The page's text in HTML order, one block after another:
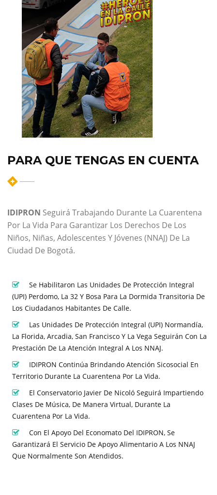
PARA QUE TENGAS EN CUENTA
IDIPRON Seguirá Trabajando Durante La Cuarentena
Por La Vida Para Garantizar Los Derechos De Los
Niños, Niñas, Adolescentes Y Jóvenes (NNAJ) De La
Ciudad De Bogotá.
Se Habilitaron Las Unidades De Protección Integral
(UPI) Perdomo, La 32 Y Bosa Para La Dormida Transitoria De
Los Ciudadanos Habitantes De Calle.
Las Unidades De Protección Integral (UPI) Normandía,
La Florida, Arcadia, San Francisco Y La Vega Seguirán Con La
Prestación De La Atención Integral A Los NNAJ.
IDIPRON Continúa Brindando Atención Sicosocial En
Territorio Durante La Cuarentena Por La Vida.
El Conservatorio Javier De Nicoló Seguirá Impartiendo
Clases De Música, De Manera Virtual, Durante La
Cuarentena Por La Vida.
Con El Apoyo Del Economato Del IDIPRON, Se
Garantizará El Servicio De Apoyo Alimentario A Los NNAJ
Que Normalmente Son Atendidos.